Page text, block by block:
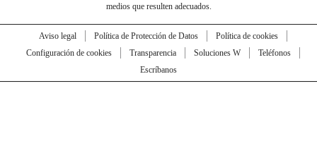
medios que resulten adecuados.
Aviso legal Política de Protección de Datos
Política de cookies
Configuración de cookies
Transparencia Soluciones W
Teléfonos
Escríbanos